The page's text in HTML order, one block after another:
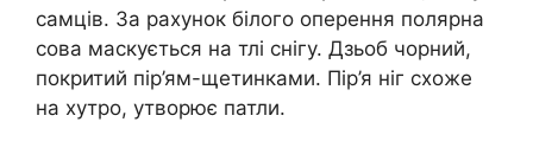
самців. За рахунок білого оперення полярна
сова маскується на тлі снігу. Дзьоб чорний,
покритий пір’ям-щетинками. Пір’я ніг схоже
на хутро, утворює патли.